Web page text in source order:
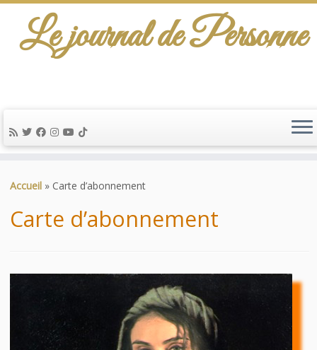
au
Le journal de Personne
Accueil » Carte d’abonnement
Carte d’abonnement